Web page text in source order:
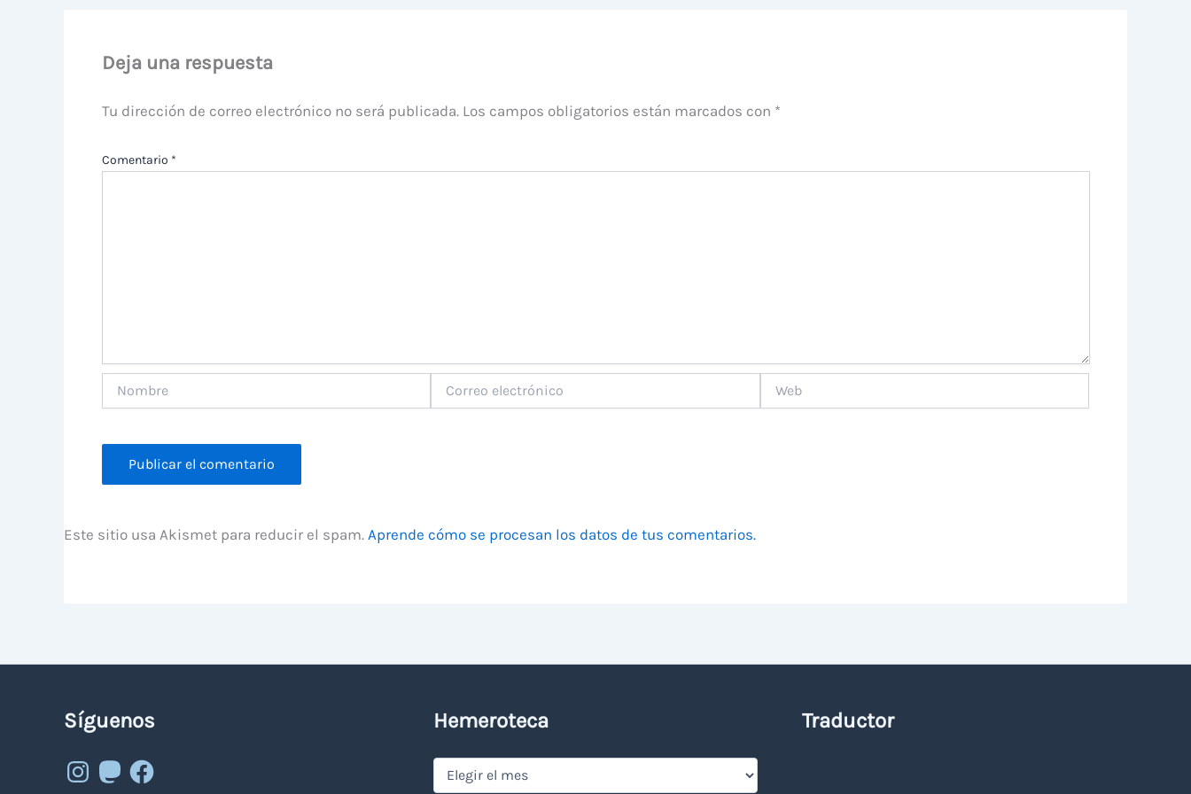
Deja una respuesta
Tu dirección de correo electrónico no será publicada. Los campos obligatorios están marcados con *
Comentario *
electrónico
Este sitio usa Akismet para reducir el spam. Aprende cómo se procesan los datos de tus comentarios.
Síguenos
Instagram
MastodonFacebook
Hemeroteca
Hemeroteca
Traductor